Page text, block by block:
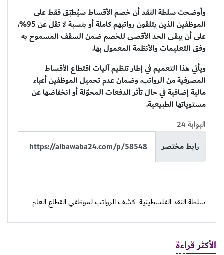
وأوضحت سلطة النقد أن خصم الأقساط سيُطبّق فقط على
الموظفين الذين يتلقون رواتبهم كاملة أو بنسبة لا تقل عن 95%،
على أن يبقى الحد الأقصى للخصم ضمن السقف المسموح به
وفق التعليمات والأنظمة المعمول بها.
ويأتي هذا التعميم في إطار تنظيم آليات اقتطاع الأقساط
المصرفية من الرواتب، وضمان عدم تحميل الموظفين أعباء
مالية إضافية في حال تأثر الدفعات المحوّلة أو انخفاضها عن
مستوياتها الطبيعية.
البوابة 24
رابط مختصر
سلطة النقد الفلسطينية كشف الرواتب لموظفي القطاع العام
الأكثر قراءة